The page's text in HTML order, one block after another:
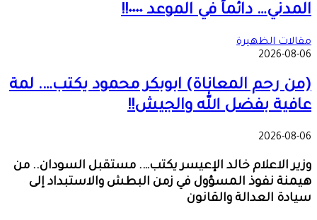
المدني… دائماً في الموعد ٠٠٠٠!!
مقالات الظهيرة
2026-08-06
(من رحم المعاناة) ابوبكر محمود يكتب…. لمة
عافية بفضل الله والجيش!!
2026-08-06
وزير الاعلام خالد الإعيسر يكتب…. مستقبل السودان.. من
هيمنة نفوذ المسؤول في زمن البطش والاستبداد إلى
سيادة العدالة والقانون